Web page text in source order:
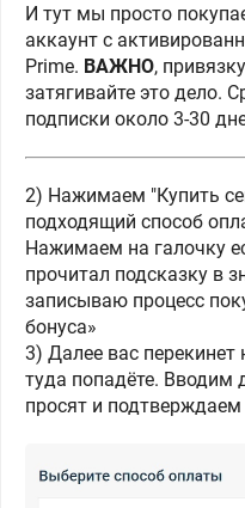
И тут мы просто
аккаунт с
Prime. ВАЖНО,
затягивайте это дело.
подписки около 3-30
2) Нажимаем "Купить
подходящий способ
Нажимаем на галочку
прочитал подсказку в
записываю процесс
бонуса»
3) Далее вас
туда попадёте. Вводим
просят и подтверждаем